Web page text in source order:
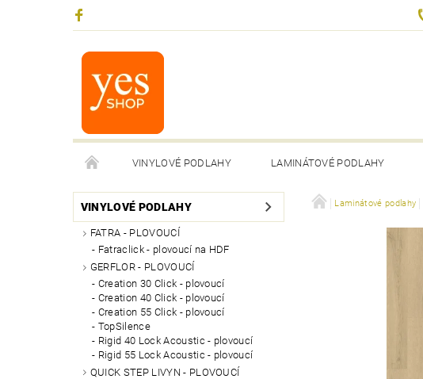
VINYLOVÉ PODLAHY LAMINÁTOVÉ PODLAHY
VINYLOVÉ PODLAHY
FATRA - PLOVOUCÍ
Fatraclick - plovoucí na HDF
GERFLOR - PLOVOUCÍ
Creation 30 Click - plovoucí
Creation 40 Click - plovoucí
Creation 55 Click - plovoucí
TopSilence
Rigid 40 Lock Acoustic - plovoucí
Rigid 55 Lock Acoustic - plovoucí
QUICK STEP LIVYN - PLOVOUCÍ
Laminátové podlahy